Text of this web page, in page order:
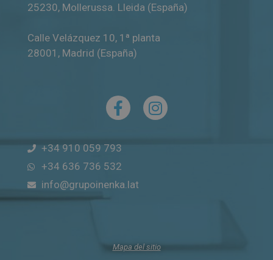
25230, Mollerussa Lleida (España)
Calle Velázquez 10, 1ª planta
28001 , Madrid (España)
+34 910 059 793
+34 636 736 532
info@grupoinenka.lat
Mapa del sitio